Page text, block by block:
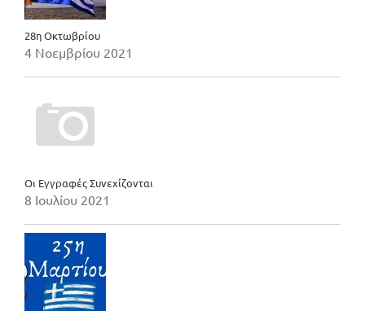
28η Οκτωβρίου
4 Νοεμβρίου 2021
Οι Εγγραφές Συνεχίζονται
8 Ιουλίου 2021